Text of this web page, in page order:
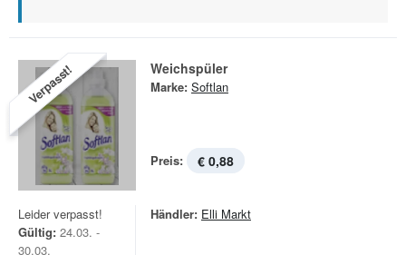
Verpasst! Weichspüler
Marke: Softlan
Preis: € 0,88
Leider verpasst!
Gültig: 24.03. -
30.03.
Händler: Elli Markt